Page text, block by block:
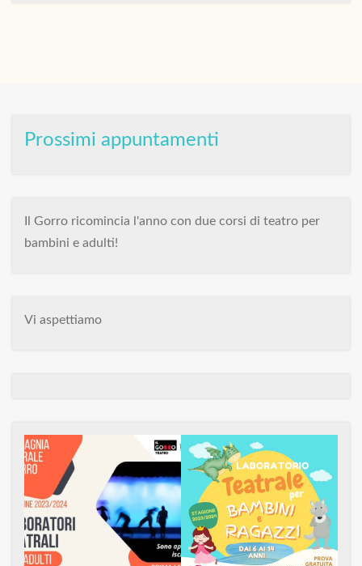
Prossimi appuntamenti
Il Gorro ricomincia l'anno con due corsi di teatro per
bambini e adulti!
Vi aspettiamo